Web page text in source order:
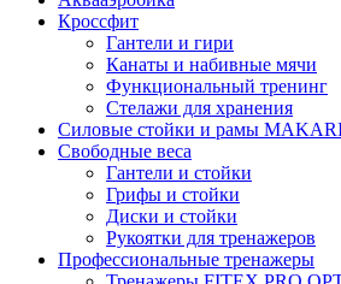
Кроссфит
Гантели и гири
Канаты и набивные мячи
Функциональный тренинг
Стелажи для хранения
Силовые стойки и рамы
Свободные веса
Гантели и стойки
Грифы и стойки
Диски и стойки
Рукоятки для тренажеров
Профессиональные тренажеры